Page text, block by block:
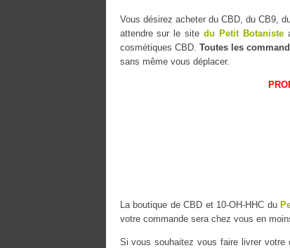
Vous désirez acheter du CBD, du CB9,
attendre sur le sitedu Petit Botaniste
cosmétiques CBD. Toutes les
sans même vous déplacer.
La boutique de CBD et 10-OH-HHC du
votre commande sera chez vous en
Si vous souhaitez vous faire livrer votre